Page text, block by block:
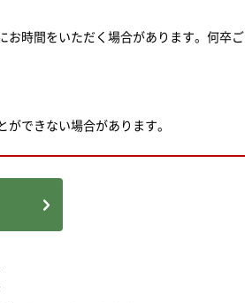
時間をいただく場合があります。何卒ご
できない場合があります。